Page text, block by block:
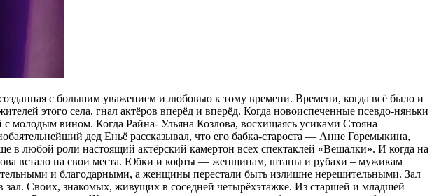
с большим уважением и любовью к тому времени. Времени, когда всё было и
этого села, гнал актёров вперёд и вперёд. Когда новоиспеченные псевдо-няньки
вином. Когда Райна- Ульяна Козлова, восхищаясь усиками Стояна —
дед Еньё рассказывал, что его бабка-староста — Анне Горемыкина,
в любой роли настоящий актёрский камертон всех спектаклей «Вешалки». И когда на
встало на свои места. Юбки и кофты — женщинам, штаны и рубахи – мужикам
и благодарными, а женщины перестали быть излишне нерешительными. Зал
Своих, знакомых, живущих в соседней четырёхэтажке. Из старшей и младшей